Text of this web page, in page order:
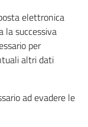
elettronica
la successiva
per
altri dati
ad evadere le